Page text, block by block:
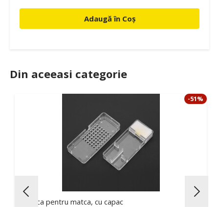
Adaugă în Coș
Din aceeasi categorie
-51%
Cusca pentru matca, cu capac